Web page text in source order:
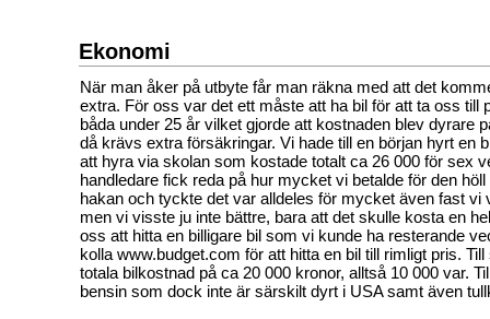
Ekonomi
När man åker på utbyte får man räkna med att det
extra. För oss var det ett måste att ha bil för att ta oss till
båda under 25 år vilket gjorde att kostnaden blev dyrare
då krävs extra försäkringar. Vi hade till en början hyrt en
att hyra via skolan som kostade totalt ca 26 000 för sex
handledare fick reda på hur mycket vi betalde för den
hakan och tyckte det var alldeles för mycket även fast vi
men vi visste ju inte bättre, bara att det skulle kosta en
oss att hitta en billigare bil som vi kunde ha resterande
kolla www.budget.com för att hitta en bil till rimligt pris.
totala bilkostnad på ca 20 000 kronor, alltså 10 000 var.
bensin som dock inte är särskilt dyrt i USA samt även